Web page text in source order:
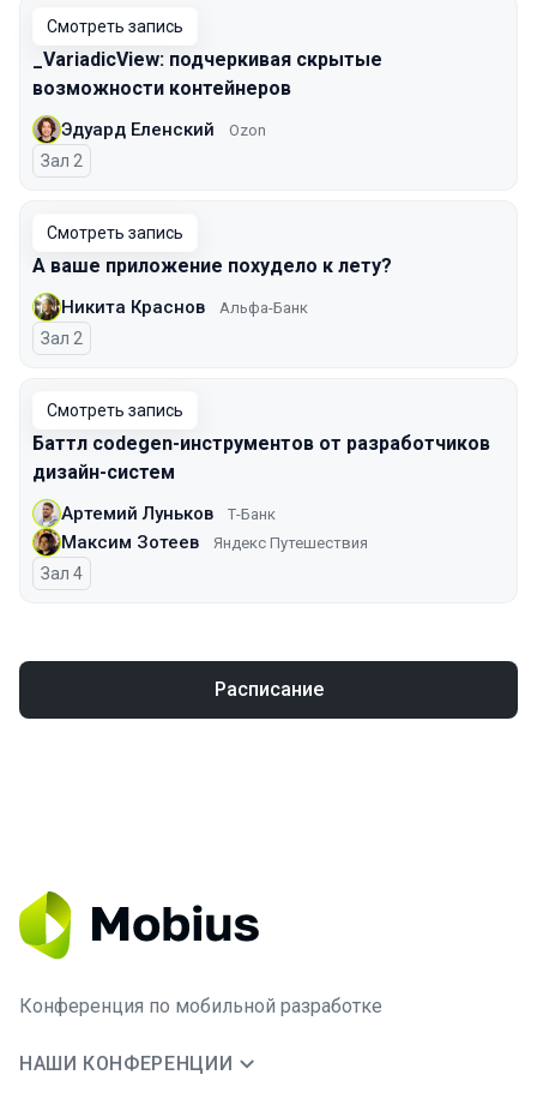
Смотреть запись
_VariadicView: подчеркивая скрытые
возможности контейнеров
Эдуард Еленский Ozon
Зал 2
Смотреть запись
А ваше приложение похудело к лету?
Никита Краснов Альфа-Банк
Зал 2
Смотреть запись
Баттл codegen-инструментов от разработчиков
дизайн-систем
Артемий Луньков Т-Банк
Максим Зотеев Яндекс Путешествия
Зал 4
Расписание
Конференция по мобильной разработке
НАШИ КОНФЕРЕНЦИИ